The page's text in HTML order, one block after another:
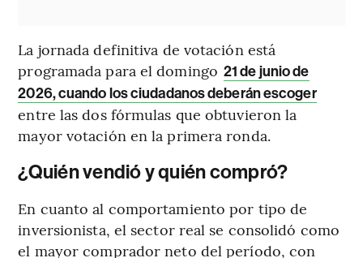
La jornada definitiva de votación está
programada para el domingo 21 de junio de
2026, cuando los ciudadanos deberán escoger
entre las dos fórmulas que obtuvieron la
mayor votación en la primera ronda.
¿Quién vendió y quién compró?
En cuanto al comportamiento por tipo de
inversionista, el sector real se consolidó como
el mayor comprador neto del período, con